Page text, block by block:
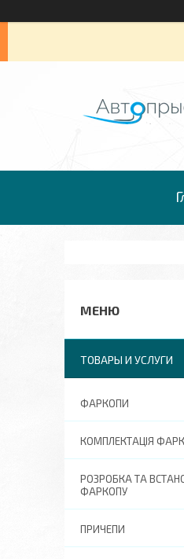
ТОВАРЫ И УСЛУГИ
ФАРКОПИ
КОМПЛЕКТАЦІЯ
РОЗРОБКА ТА
ФАРКОПУ
ПРИЧЕПИ